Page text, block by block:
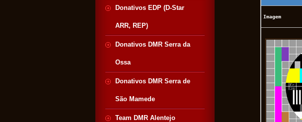
Imagem
Donativos EDP (D-Star
ARR, REP)
Donativos DMR Serra da
Ossa
Donativos DMR Serra de
São Mamede
Team DMR Alentejo